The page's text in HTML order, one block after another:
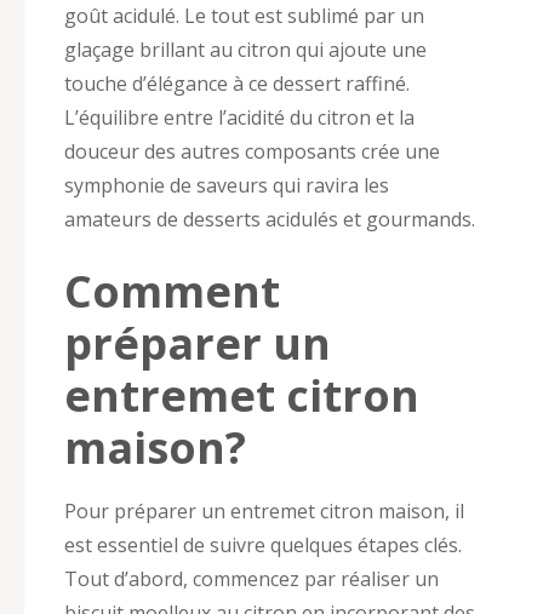
goût acidulé. Le tout est sublimé par un
glaçage brillant au citron qui ajoute une
touche d’élégance à ce dessert raffiné.
L’équilibre entre l’acidité du citron et la
douceur des autres composants crée une
symphonie de saveurs qui ravira les
amateurs de desserts acidulés et gourmands.
Comment
préparer un
entremet citron
maison?
Pour préparer un entremet citron maison, il
est essentiel de suivre quelques étapes clés.
Tout d’abord, commencez par réaliser un